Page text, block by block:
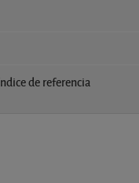
de referencia